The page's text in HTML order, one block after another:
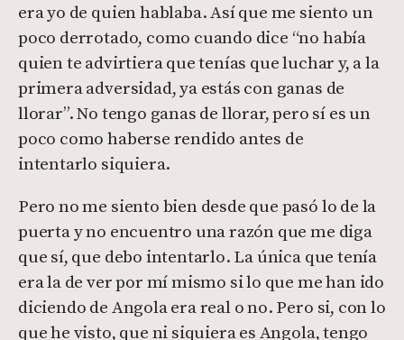
era yo de quien hablaba. Así que me siento un
poco derrotado, como cuando dice “no había
quien te advirtiera que tenías que luchar y, a la
primera adversidad, ya estás con ganas de
llorar”. No tengo ganas de llorar, pero sí es un
poco como haberse rendido antes de
intentarlo siquiera.
Pero no me siento bien desde que pasó lo de la
puerta y no encuentro una razón que me diga
que sí, que debo intentarlo. La única que tenía
era la de ver por mí mismo si lo que me han ido
diciendo de Angola era real o no. Pero si, con lo
que he visto, que ni siquiera es Angola, tengo